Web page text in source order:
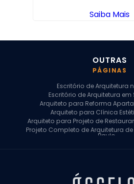
Saiba Mais
OUTRAS
PÁGINAS
Escritório de Arquitetura
Escritório de Arquitetura em
Arquiteto para Reforma
Arquiteto para Clínica
Arquiteto para Projeto de
Projeto Completo de Arquitetura
Paulo
Arquiteto para Projeto
Arquiteto